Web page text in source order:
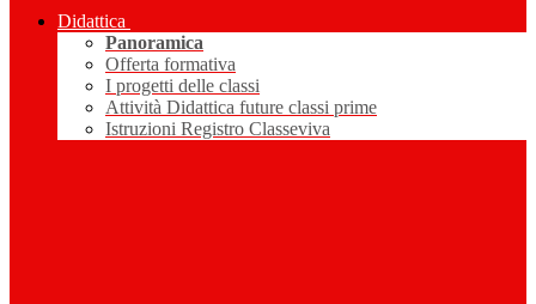
Didattica
Panoramica
Offerta formativa
I progetti delle classi
Attività Didattica future classi prime
Istruzioni Registro Classeviva